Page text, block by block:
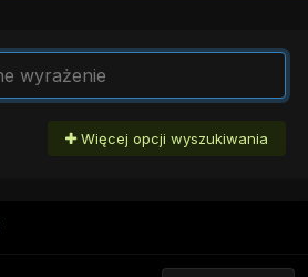
Więcej opcji wyszukiwania